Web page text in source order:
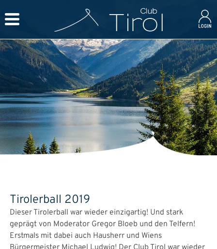
Tirolerball 2019
Dieser Tirolerball war wieder einzigartig! Und stark
geprägt von Moderator Gregor Bloeb und den Telfern!
Erstmals mit dabei auch Hausherr und Wiens